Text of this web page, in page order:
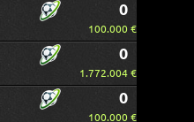
0
100.000 €
0
1.772.004 €
0
100.000 €